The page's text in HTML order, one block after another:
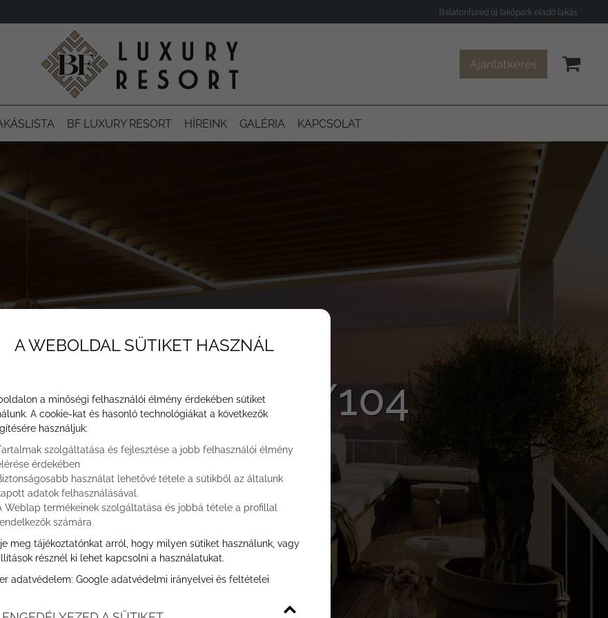
Balatonfüred új lakópark eladó lakás
Ajánlatkérés
BF LUXURY RESORT HÍREINK GALÉRIA KAPCSOLAT
GARÁZS A/104
A/104 garázs
A WEBOLDAL SÜTIKET HASZNÁL
a minőségi felhasználói élmény érdekében sütiket
A cookie-kat és hasonló technológiákat a következők
használjuk:
szolgáltatása és fejlesztése a jobb felhasználói élmény
érdekében
használat lehetővé tétele a sütikből az általunk
adatok felhasználásával.
Weblap termékeinek szolgáltatása és jobbá tétele a profillal
számára
meg tájékoztatónkat arról, hogy milyen sütiket használunk, vagy
résznél ki lehet kapcsolni a használatukat.
adatvédelem: Google adatvédelmi irányelvei és feltételei